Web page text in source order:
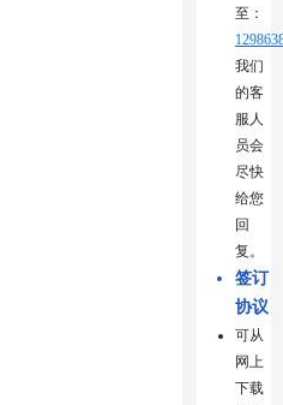
至：
我们
的客
服人
员会
尽快
给您
回
复。
签订
协议
可从
网上
下载